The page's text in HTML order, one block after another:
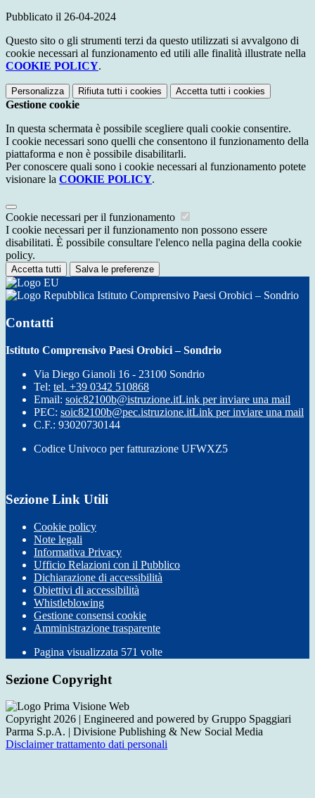
Pubblicato il 26-04-2024
Questo sito o gli strumenti terzi da questo utilizzati si avvalgono di
cookie necessari al funzionamento ed utili alle finalità illustrate nella
COOKIE POLICY.
Personalizza Rifiuta tutti i cookies Accetta tutti i cookies
Gestione cookie
In questa schermata è possibile scegliere quali cookie consentire.
I cookie necessari sono quelli che consentono il funzionamento della
piattaforma e non è possibile disabilitarli.
Per conoscere quali sono i cookie necessari al funzionamento potete
visionare la COOKIE POLICY.
Cookie necessari per il funzionamento
I cookie necessari per il funzionamento non possono essere
disabilitati. È possibile consultare l'elenco nella pagina della cookie
policy.
Accetta tutti Salva le preferenze
Istituto Comprensivo Paesi Orobici – Sondrio
Contatti
Istituto Comprensivo Paesi Orobici – Sondrio
Via Diego Gianoli 16 - 23100 Sondrio
Tel: tel. +39 0342 510868
Email: soic82100b@istruzione.itLink per inviare una mail
PEC: soic82100b@pec.istruzione.itLink per inviare una mail
C.F.: 93020730144
Codice Univoco per fatturazione UFWXZ5
Sezione Link Utili
Cookie policy
Note legali
Informativa Privacy
Ufficio Relazioni con il Pubblico
Dichiarazione di accessibilità
Obiettivi di accessibilità
Whistleblowing
Gestione consensi cookie
Amministrazione trasparente
Pagina visualizzata 571 volte
Sezione Copyright
Copyright 2026 | Engineered and powered by Gruppo Spaggiari
Parma S.p.A. | Divisione Publishing & New Social Media
Disclaimer trattamento dati personali